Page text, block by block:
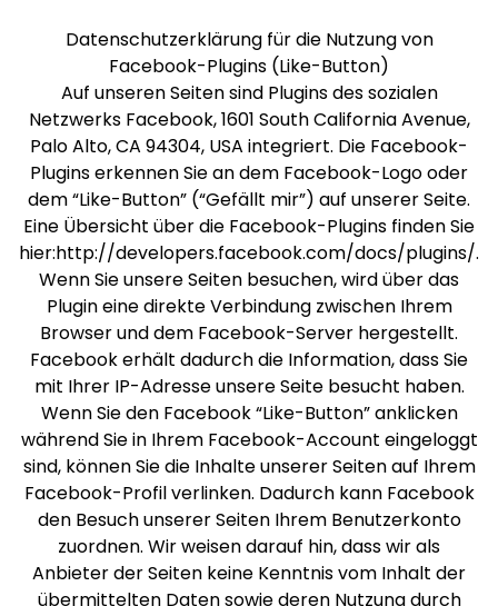
Datenschutzerklärung für die Nutzung von
Facebook-Plugins (Like-Button)
Auf unseren Seiten sind Plugins des sozialen
Netzwerks Facebook, 1601 South California Avenue,
Palo Alto, CA 94304, USA integriert. Die Facebook-
Plugins erkennen Sie an dem Facebook-Logo oder
dem “Like-Button” (“Gefällt mir”) auf unserer Seite.
Eine Übersicht über die Facebook-Plugins finden Sie
hier:http://developers.facebook.com/docs/plugins/.
Wenn Sie unsere Seiten besuchen, wird über das
Plugin eine direkte Verbindung zwischen Ihrem
Browser und dem Facebook-Server hergestellt.
Facebook erhält dadurch die Information, dass Sie
mit Ihrer IP-Adresse unsere Seite besucht haben.
Wenn Sie den Facebook “Like-Button” anklicken
während Sie in Ihrem Facebook-Account eingeloggt
sind, können Sie die Inhalte unserer Seiten auf Ihrem
Facebook-Profil verlinken. Dadurch kann Facebook
den Besuch unserer Seiten Ihrem Benutzerkonto
zuordnen. Wir weisen darauf hin, dass wir als
Anbieter der Seiten keine Kenntnis vom Inhalt der
übermittelten Daten sowie deren Nutzung durch